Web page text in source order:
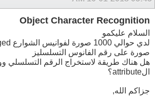
Object Character Recognition
السلام عليكمو
صورة على رقم الفانوس التسلسليز
هل هناك طريقة لاستخراج الرقم التسلسلي
الattribute؟
جزاكم الله,